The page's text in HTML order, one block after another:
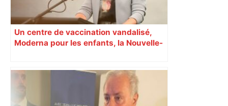
Un centre de vaccination vandalisé,
Moderna pour les enfants, la Nouvelle-